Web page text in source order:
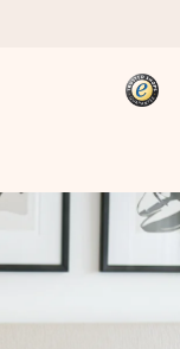
und schicken es
Zeitpunkt
zählt.